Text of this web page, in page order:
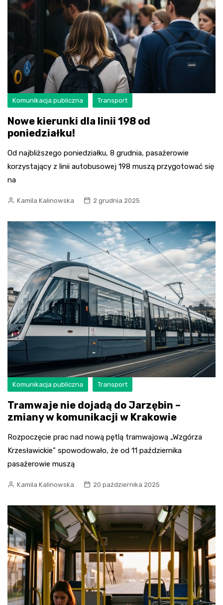
Komunikacja publiczna Transport
Nowe kierunki dla linii 198 od
poniedziałku!
Od najbliższego poniedziałku, 8 grudnia, pasażerowie
korzystający z linii autobusowej 198 muszą przygotować się
na
Kamila Kalinowska 2 grudnia 2025
Komunikacja publiczna Transport
Tramwaje nie dojadą do Jarzębin –
zmiany w komunikacji w Krakowie
Rozpoczęcie prac nad nową pętlą tramwajową „Wzgórza
Krzesławickie” spowodowało, że od 11 października
pasażerowie muszą
Kamila Kalinowska 20 października 2025